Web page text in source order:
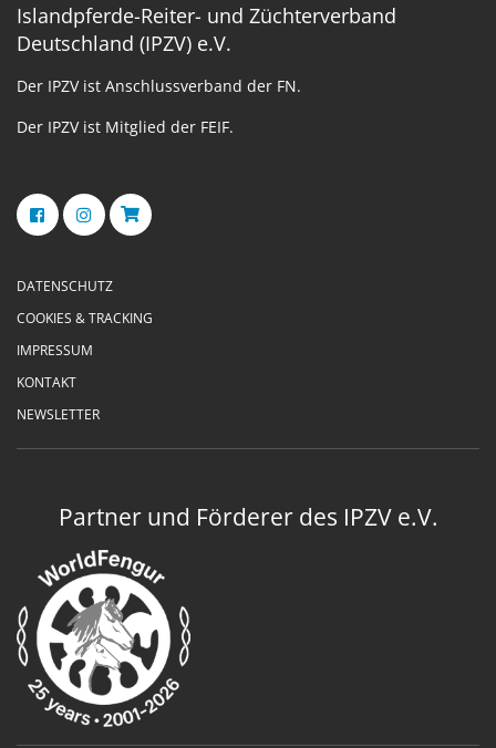
Islandpferde-Reiter- und Züchterverband
Deutschland (IPZV) e.V.
Der IPZV ist Anschlussverband der FN.
Der IPZV ist Mitglied der FEIF.
DATENSCHUTZ
COOKIES & TRACKING
IMPRESSUM
KONTAKT
NEWSLETTER
Partner und Förderer des IPZV e.V.